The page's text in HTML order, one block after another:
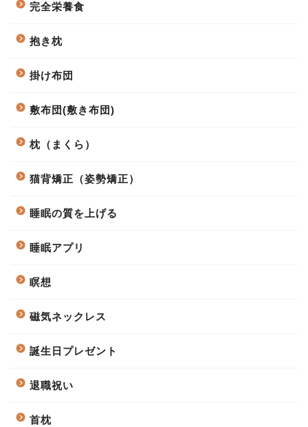
完全栄養食
抱き枕
掛け布団
敷布団(敷き布団)
枕（まくら）
猫背矯正（姿勢矯正）
睡眠の質を上げる
睡眠アプリ
瞑想
磁気ネックレス
誕生日プレゼント
退職祝い
首枕